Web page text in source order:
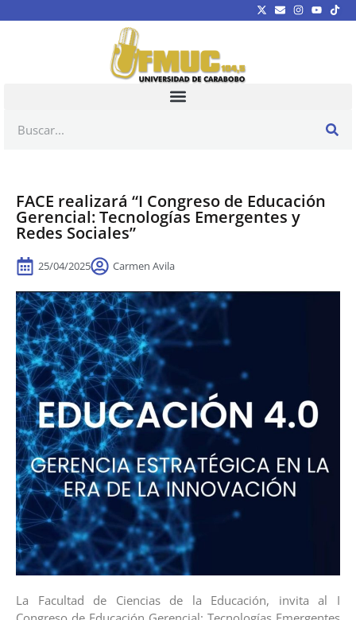
FACE realizará “I Congreso de Educación
Gerencial: Tecnologías Emergentes y
Redes Sociales”
25/04/2025 Carmen Avila
La Facultad de Ciencias de la Educación, invita al I